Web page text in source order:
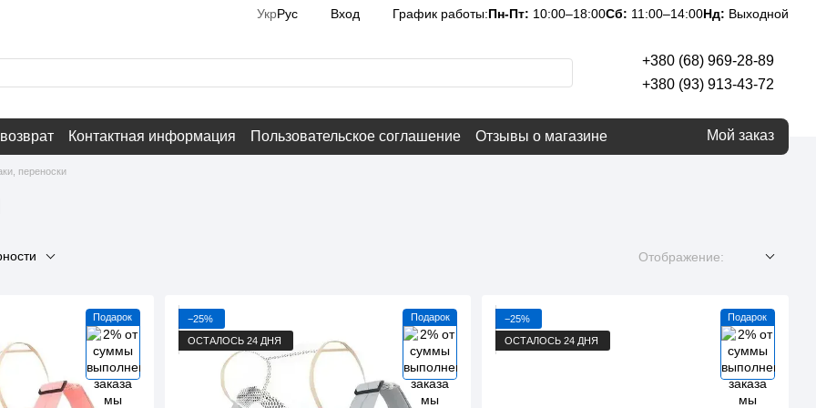
УкрРус Вход График работы:Пн-Пт: 10:00–18:00Сб: 11:00–14:00Нд: Выходной
+380 (68) 969-28-89
+380 (93) 913-43-72
Контактная информация Пользовательское соглашение Отзывы о магазине Мой заказ
переноски
Отображение:
Подарок Подарок
−25%
ОСТАЛОСЬ 24 ДНЯ
Подарок
−25%
ОСТАЛОСЬ 24 ДНЯ